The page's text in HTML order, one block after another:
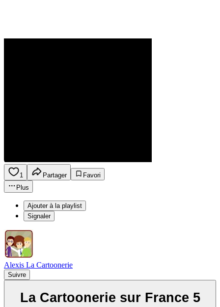
1 Partager
Favori
Plus
Ajouter à la playlist
Signaler
Alexis La Cartoonerie
Suivre
La Cartoonerie sur France 5